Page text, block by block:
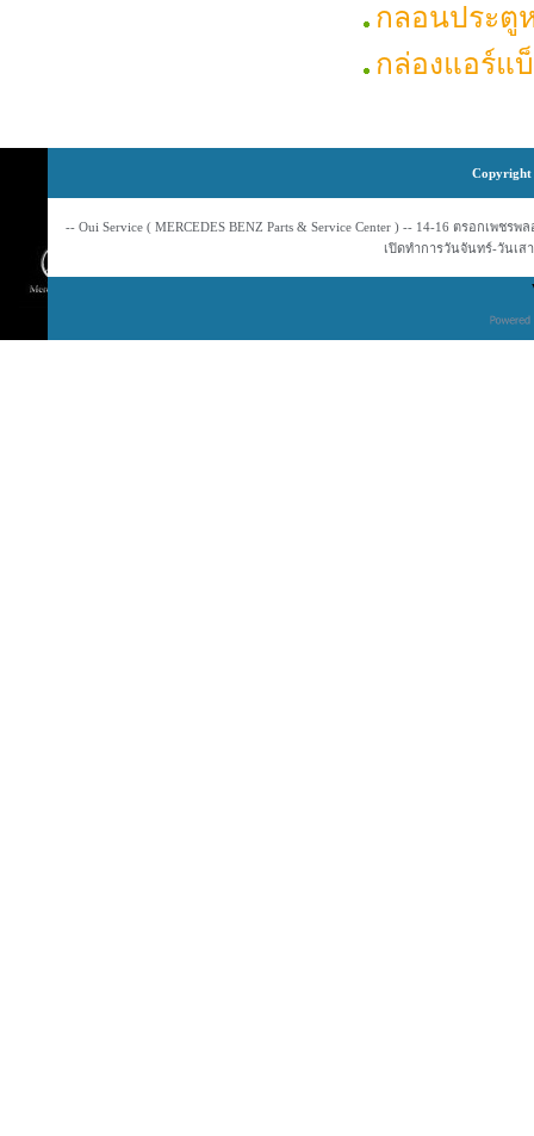
กลอนประตู
กล่องแอร์แ
Copyright
-- Oui Service ( MERCEDES BENZ Parts & Service Center ) -- 14-16 ตรอกเพชร
เปิดทำการวันจันทร์-วันเส